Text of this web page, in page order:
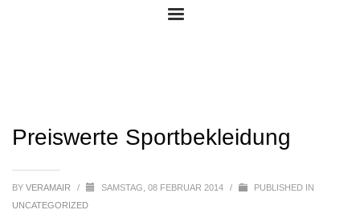
Preiswerte Sportbekleidung
BY VERAMAIR / SAMSTAG, 08 FEBRUAR 2014 /
PUBLISHED IN
UNCATEGORIZED